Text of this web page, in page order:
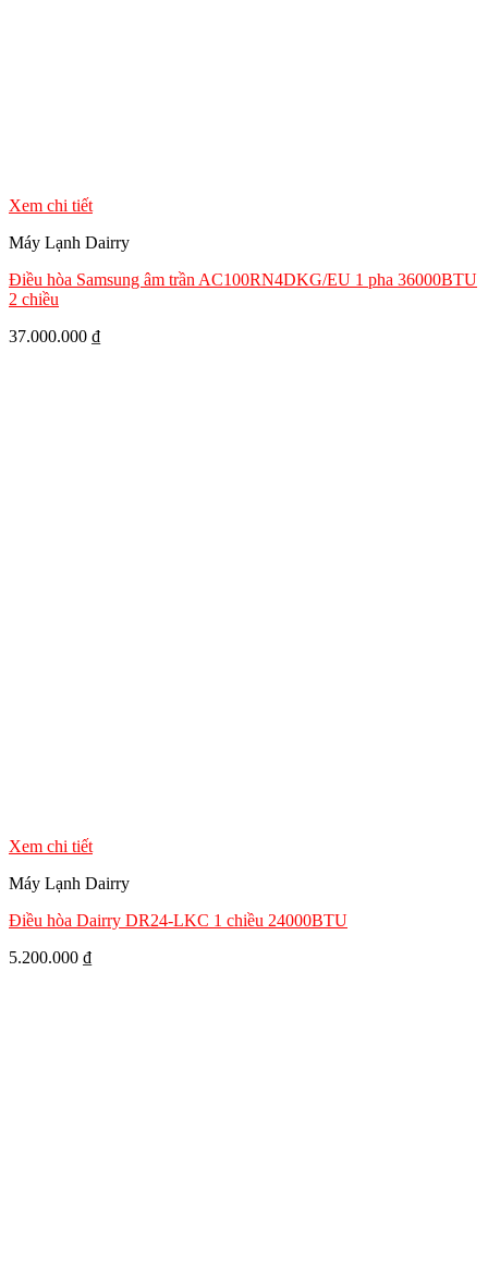
Xem chi tiết
Máy Lạnh Dairry
Điều hòa Samsung âm trần AC100RN4DKG/EU 1 pha 36000BTU
2 chiều
37.000.000 ₫
Xem chi tiết
Máy Lạnh Dairry
Điều hòa Dairry DR24-LKC 1 chiều 24000BTU
5.200.000 ₫